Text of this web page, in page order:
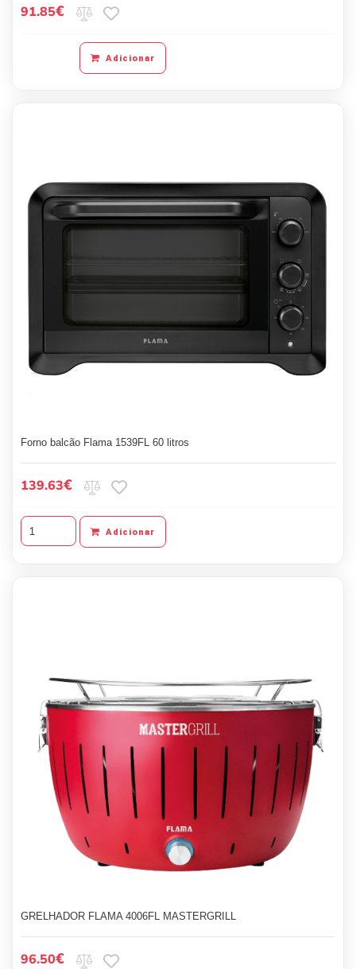
91.85€
Adicionar
Forno balcão Flama 1539FL 60 litros
139.63€
Adicionar
GRELHADOR FLAMA 4006FL MASTERGRILL
96.50€